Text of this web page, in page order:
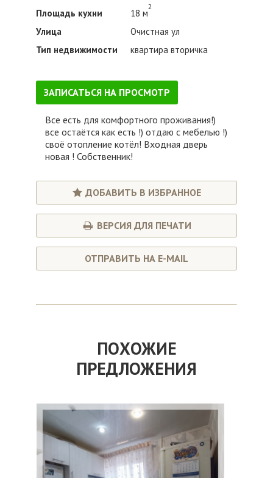
Площадь кухни 18 м
2
Улица
Очистная ул
Тип недвижимости
квартира вторичка
ЗАПИСАТЬСЯ НА ПРОСМОТР
Все есть для комфортного проживания!)
все остаётся как есть !) отдаю с мебелью !)
своё отопление котёл! Входная дверь
новая ! Собственник!
ДОБАВИТЬ В ИЗБРАННОЕ
ВЕРСИЯ ДЛЯ ПЕЧАТИ
ОТПРАВИТЬ НА E-MAIL
ПОХОЖИЕ
ПРЕДЛОЖЕНИЯ